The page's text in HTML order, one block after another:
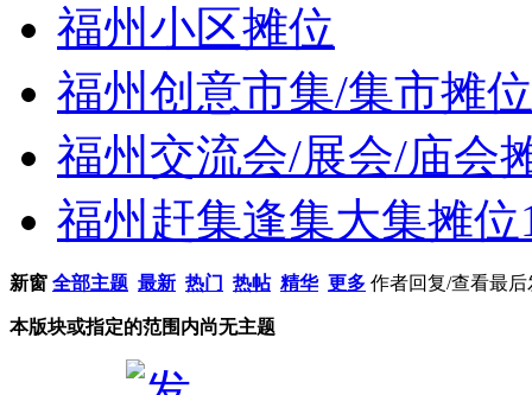
福州小区摊位
福州创意市集/集市摊位
福州交流会/展会/庙会
福州赶集逢集大集摊位
新窗 全部主题 最新 热门 热帖 精华 更多 作者回复/查看最后
本版块或指定的范围内尚无主题